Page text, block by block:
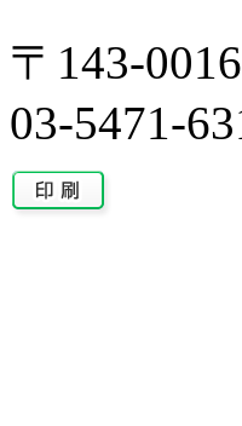
〒143-
03-5471-